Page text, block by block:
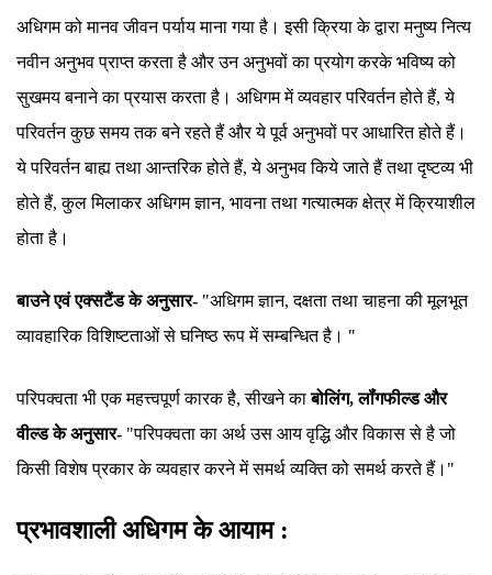
अधिगम को मानव जीवन पर्याय माना गया है। इसी क्रिया के द्वारा मनुष्य नित्य
नवीन अनुभव प्राप्त करता है और उन अनुभवों का प्रयोग करके भविष्य को
सुखमय बनाने का प्रयास करता है। अधिगम में व्यवहार परिवर्तन होते हैं, ये
परिवर्तन कुछ समय तक बने रहते हैं और ये पूर्व अनुभवों पर आधारित होते हैं।
ये परिवर्तन बाह्य तथा आन्तरिक होते हैं, ये अनुभव किये जाते हैं तथा दृष्टव्य भी
होते हैं, कुल मिलाकर अधिगम ज्ञान, भावना तथा गत्यात्मक क्षेत्र में क्रियाशील
होता है।
बाउने एवं एक्सटैंड के अनुसार- "अधिगम ज्ञान, दक्षता तथा चाहना की मूलभूत
व्यावहारिक विशिष्टताओं से घनिष्ठ रूप में सम्बन्धित है। "
परिपक्वता भी एक महत्त्वपूर्ण कारक है, सीखने काबोलिंग, लॉंगफील्ड और
वील्ड के अनुसार- "परिपक्वता का अर्थ उस आय वृद्धि और विकास से है जो
किसी विशेष प्रकार के व्यवहार करने में समर्थ व्यक्ति को समर्थ करते हैं।"
प्रभावशाली अधिगम के आयाम :